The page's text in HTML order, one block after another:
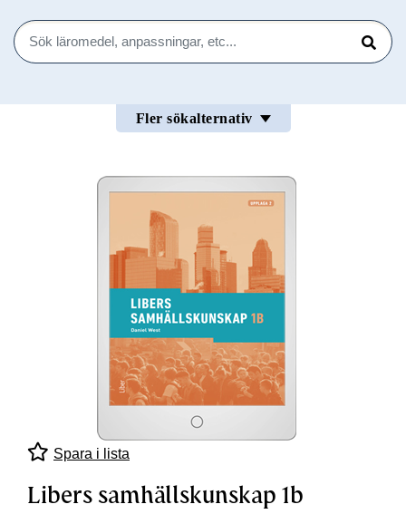
Sök
Sök
Fler sökalternativ
Spara i lista
Libers samhällskunskap 1b